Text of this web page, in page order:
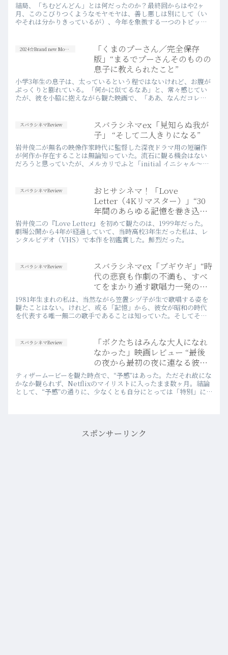
結局、「ちむどんどん」とは何だったのか？最終回からはや2ヶ
月、このこびりつくようなモヤモヤは、善し悪しは別にして（い
やそれは分かりきっているが）、今年を象徴する一つのトピック
2024☆Brand new Movies
「くまのプーさん／完全保存
版」“まるでプーさんそのものの
息子に教えられたこと”
小学3年生の息子は、太っているという程ではないけれど、お腹が
ぷっくりと膨れている。「何かに似てるなあ」と、常々感じてい
たが、彼を小脇に抱えながら観た映画で、「ああ、なんだコレ
スバラシネマReview
スバラシネマex「見知らぬ我が
子」 “そして二人きりになる”
岩井俊二が無名の映像作家時代に監督した深夜ドラマ用の短編作
が何作か存在することは無論知っていた。流石に観る機会はない
だろうと思っていたが、メルカリでふと「initial イニシャル～岩
スバラシネマReview
おヒサシネマ！「Love
Letter（4Kリマスター）」“30
年間のあらゆる記憶を巻き込ん
で、手紙のように残り続ける”
岩井俊二の『Love Letter』を初めて観たのは、1999年だった。
劇場公開から4年が経過していて、当時高校3年生だった私は、レ
ンタルビデオ（VHS）で本作を初鑑賞した。鮮烈だった。
スバラシネマReview
スバラシネマex「ブギウギ」“時
代の悲哀も作劇の不満も、すべ
てをまかり通す歌唱力一発の娯
楽力”
1981年生まれの私は、当然ながら笠置シヅ子が生で歌唱する姿を
観たことはない。けれど、或る「記憶」から、彼女が昭和の時代
を代表する唯一無二の歌手であることは知っていた。そしてその
スバラシネマReview
「ボクたちはみんな大人になれ
なかった」映画レビュー “最後
の夜から最初の夜に連なる彼女
の「フツー」”
ティザームービーを観た時点で、“予感”はあった。ただそれ故にな
かなか観られず、Netflixのマイリストに入ったまま数ヶ月。結論
として、“予感”の通りに、少なくとも自分にとっては「特別」にな
スポンサーリンク